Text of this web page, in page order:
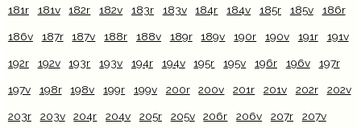
181r 181v 182r 182v 183r 183v 184r 184v 185r 185v 186r
186v 187r 187v 188r 188v 189r 189v 190r 190v 191r 191v
192r 192v 193r 193v 194r 194v 195r 195v 196r 196v 197r
197v 198r 198v 199r 199v 200r 200v 201r 201v 202r 202v
203r 203v 204r 204v 205r 205v 206r 206v 207r 207v